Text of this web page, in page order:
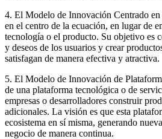
4. El Modelo de Innovación Centrado
en el centro de la ecuación, en lugar de
tecnología o el producto. Su objetivo es
y deseos de los usuarios y crear
satisfagan de manera efectiva y atractiva.
5. El Modelo de Innovación de
de una plataforma tecnológica o de
empresas o desarrolladores construir
adicionales. La visión es que esta
ecosistema en sí misma, generando
negocio de manera continua.